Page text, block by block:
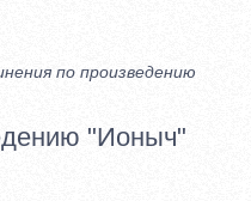
по произведению
"Ионыч"